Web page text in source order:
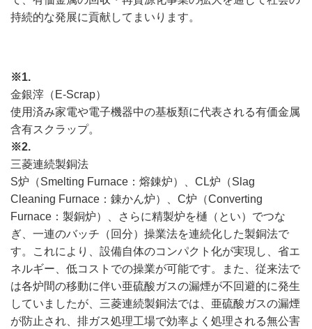
持続的な発展に貢献してまいります。
※1.
金銀滓（E-Scrap）
使用済み家電や電子機器中の基板類に代表される有価金属
含有スクラップ。
※2.
三菱連続製銅法
S炉（Smelting Furnace：熔錬炉）、CL炉（Slag
Cleaning Furnace：錬かん炉）、C炉（Converting
Furnace：製銅炉）、さらに精製炉を樋（とい）でつな
ぎ、一連のバッチ（回分）操業法を連続化した製銅法で
す。これにより、設備自体のコンパクト化が実現し、省エ
ネルギー、低コストでの操業が可能です。また、従来法で
は各炉間の移動に伴い亜硫酸ガスの漏煙が不回避的に発生
していましたが、三菱連続製銅法では、亜硫酸ガスの漏煙
が防止され、排ガス処理工場で効率よく処理される無公害